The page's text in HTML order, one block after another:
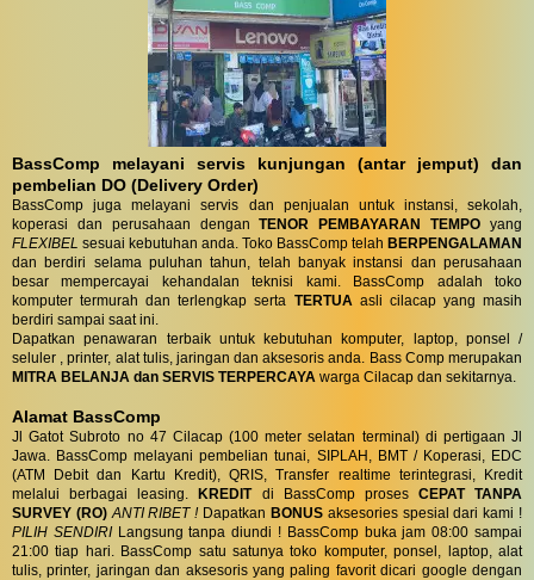
BassComp melayani servis kunjungan (antar jemput) dan
pembelian DO (Delivery Order)
BassComp juga melayani servis dan penjualan untuk instansi, sekolah,
koperasi dan perusahaan denganTENOR PEMBAYARAN TEMPO yang
FLEXIBEL sesuai kebutuhan anda. Toko BassComp telah BERPENGALAMAN
dan berdiri selama puluhan tahun, telah banyak instansi dan perusahaan
besar mempercayai kehandalan teknisi kami. BassComp adalah toko
komputer termurah dan terlengkap serta TERTUAasli cilacap yang masih
berdiri sampai saat ini.
Dapatkan penawaran terbaik untuk kebutuhan komputer, laptop, ponsel /
seluler , printer, alat tulis, jaringan dan aksesoris anda. Bass Comp merupakan
MITRA BELANJA dan SERVIS TERPERCAYA warga Cilacap dan sekitarnya.
Alamat BassComp
Jl Gatot Subroto no 47 Cilacap (100 meter selatan terminal) di pertigaan Jl
Jawa. BassComp melayani pembelian tunai, SIPLAH, BMT / Koperasi, EDC
(ATM Debit dan Kartu Kredit), QRIS, Transfer realtime terintegrasi, Kredit
melalui berbagai leasing.
KREDITdi BassComp proses CEPAT TANPA
SURVEY (RO) ANTI RIBET !Dapatkan BONUSaksesories spesial dari kami !
PILIH SENDIRILangsung tanpa diundi ! BassComp buka jam 08:00 sampai
21:00 tiap hari. BassComp satu satunya toko komputer, ponsel, laptop, alat
tulis, printer, jaringan dan aksesoris yang paling favorit dicari google dengan